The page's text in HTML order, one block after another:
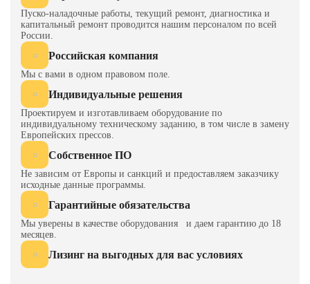
ход, mm 48
Размер
назад
Высота 8900
Пуско-наладочные работы, текущий ремонт, диагностика и
капитальный ремонт проводится нашим персоналом по всей
России.
Российская компания
Мы с вами в одном правовом поле.
Индивидуальные решения
Проектируем и изготавливаем оборудование по
индивидуальному техническому заданию, в том числе в замену
Европейских прессов.
Собственное ПО
Не зависим от Европы и санкций и предоставляем заказчику
исходные данные программы.
Гарантийные обязательства
Мы уверены в качестве оборудования и даем гарантию до 18
месяцев.
Лизинг на выгодных для вас условиях